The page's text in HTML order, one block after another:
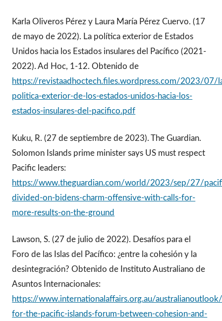
Karla Oliveros Pérez y Laura María Pérez Cuervo. (17
de mayo de 2022). La política exterior de Estados
Unidos hacia los Estados insulares del Pacífico (2021-
2022). Ad Hoc, 1-12. Obtenido de
https://revistaadhoctech.files.wordpress.com/2023/07/
politica-exterior-de-los-estados-unidos-hacia-los-
estados-insulares-del-pacifico.pdf
Kuku, R. (27 de septiembre de 2023). The Guardian.
Solomon Islands prime minister says US must respect
Pacific leaders:
https://www.theguardian.com/world/2023/sep/27/
divided-on-bidens-charm-offensive-with-calls-for-
more-results-on-the-ground
Lawson, S. (27 de julio de 2022). Desafíos para el
Foro de las Islas del Pacífico: ¿entre la cohesión y la
desintegración? Obtenido de Instituto Australiano de
Asuntos Internacionales:
https://www.internationalaffairs.org.au/
for-the-pacific-islands-forum-between-cohesion-and-